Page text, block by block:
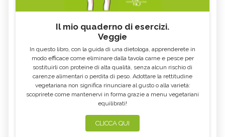
Il mio quaderno di esercizi.
Veggie
In questo libro, con la guida di una dietologa, apprenderete in
modo efficace come eliminare dalla tavola carne e pesce per
sostituirli con proteine di alta qualità, senza alcun rischio di
carenze alimentari o perdita di peso. Adottare la rettitudine
vegetariana non significa rinunciare al gusto o alla varietà:
scoprirete come mantenervi in forma grazie a menu vegetariani
equilibrati!
CLICCA QUI